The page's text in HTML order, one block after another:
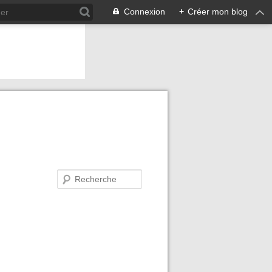
Connexion + Créer mon blog